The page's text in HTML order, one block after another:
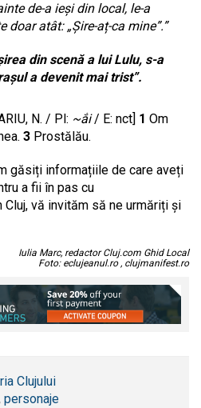
de-a ieși din local, le-a
doar atât: „Șire-aț-ca mine”.”
din scenă a lui Lulu, s-a
a devenit mai trist”.
N. / Pl: ~ắi/ E: nct] 1 Om
3 Prostălău.
găsiți informațiile de care aveți
a fii în pas cu
Cluj, vă invităm să ne urmăriți și
Iulia Marc, redactor Cluj.com Ghid Local
Foto: eclujeanul.ro , clujmanifest.ro
Clujului
personaje